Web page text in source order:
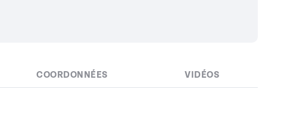
COORDONNÉES VIDÉOS